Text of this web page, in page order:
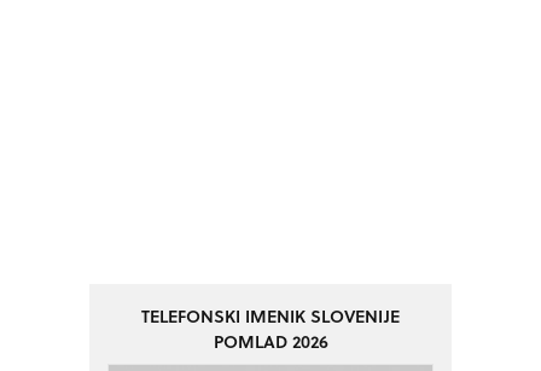
TELEFONSKI IMENIK SLOVENIJE
POMLAD 2026